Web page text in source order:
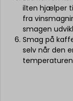
ilten hjælper
fra
smagen
Smag på
selv når den